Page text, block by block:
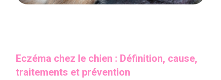
Eczéma chez le chien : Définition, cause,
traitements et prévention